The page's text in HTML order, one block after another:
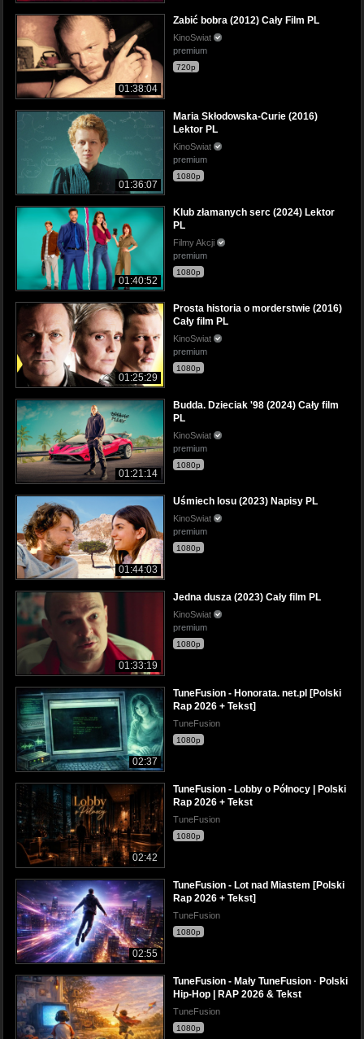
01:38:04
Zabić bobra (2012) Cały Film PL
KinoSwiat
premium
720p
01:36:07
Maria Skłodowska-Curie (2016)
Lektor PL
KinoSwiat
premium
1080p
01:40:52
Klub złamanych serc (2024) Lektor
PL
Filmy Akcji
premium
1080p
01:25:29
Prosta historia o morderstwie (2016)
Cały film PL
KinoSwiat
premium
1080p
01:21:14
Budda. Dzieciak '98 (2024) Cały film
PL
KinoSwiat
premium
1080p
01:44:03
Uśmiech losu (2023) Napisy PL
KinoSwiat
premium
1080p
01:33:19
Jedna dusza (2023) Cały film PL
KinoSwiat
premium
1080p
02:37
TuneFusion - Honorata. net.pl [Polski
Rap 2026 + Tekst]
TuneFusion
1080p
02:42
TuneFusion - Lobby o Północy | Polski
Rap 2026 + Tekst
TuneFusion
1080p
02:55
TuneFusion - Lot nad Miastem [Polski
Rap 2026 + Tekst]
TuneFusion
1080p
TuneFusion - Mały TuneFusion · Polski
Hip-Hop | RAP 2026 & Tekst
TuneFusion
1080p